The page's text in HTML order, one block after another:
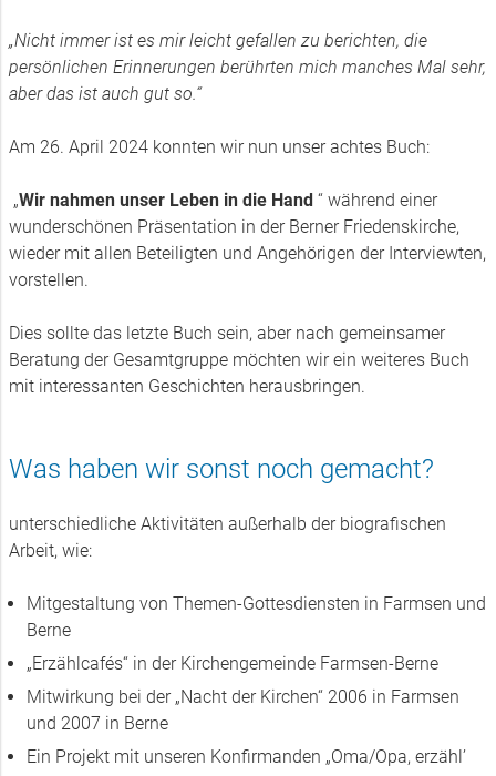
„Nicht immer ist es mir leicht gefallen zu berichten, die
persönlichen Erinnerungen berührten mich manches Mal sehr,
aber das ist auch gut so.“
Am 26. April 2024 konnten wir nun unser achtes Buch:
„Wir nahmen unser Leben in die Hand “ während einer
wunderschönen Präsentation in der Berner Friedenskirche,
wieder mit allen Beteiligten und Angehörigen der Interviewten,
vorstellen.
Dies sollte das letzte Buch sein, aber nach gemeinsamer
Beratung der Gesamtgruppe möchten wir ein weiteres Buch
mit interessanten Geschichten herausbringen.
Was haben wir sonst noch gemacht?
unterschiedliche Aktivitäten außerhalb der biografischen
Arbeit, wie:
Mitgestaltung von Themen-Gottesdiensten in Farmsen und
Berne
„Erzählcafés“ in der Kirchengemeinde Farmsen-Berne
Mitwirkung bei der „Nacht der Kirchen“ 2006 in Farmsen
und 2007 in Berne
Ein Projekt mit unseren Konfirmanden „Oma/Opa, erzähl’